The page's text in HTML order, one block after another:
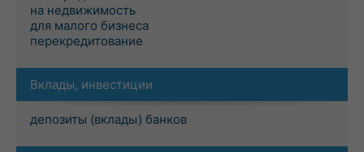
на недвижимость
для малого бизнеса
перекредитование
Вклады, инвестиции
депозиты (вклады) банков